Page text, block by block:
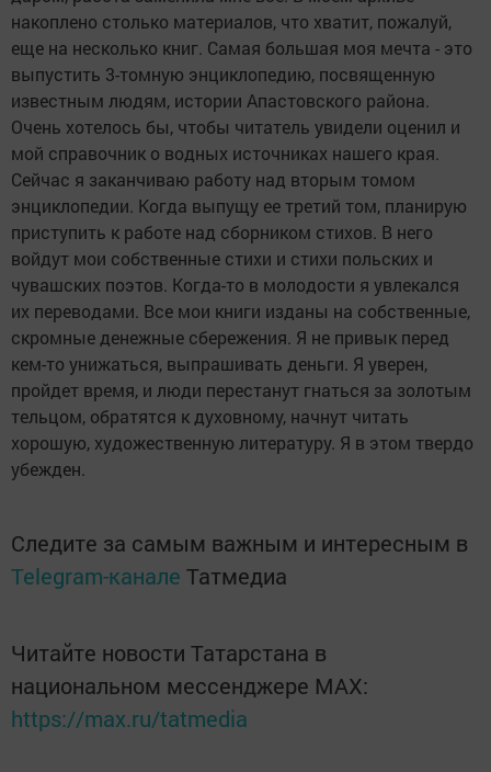
накоплено столько материалов, что хватит, пожалуй,
еще на несколько книг. Самая большая моя мечта - это
выпустить 3-томную энциклопедию, посвященную
известным людям, истории Апастовского района.
Очень хотелось бы, чтобы читатель увидели оценил и
мой справочник о водных источниках нашего края.
Сейчас я заканчиваю работу над вторым томом
энциклопедии. Когда выпущу ее третий том, планирую
приступить к работе над сборником стихов. В него
войдут мои собственные стихи и стихи польских и
чувашских поэтов. Когда-то в молодости я увлекался
их переводами. Все мои книги изданы на собственные,
скромные денежные сбережения. Я не привык перед
кем-то унижаться, выпрашивать деньги. Я уверен,
пройдет время, и люди перестанут гнаться за золотым
тельцом, обратятся к духовному, начнут читать
хорошую, художественную литературу. Я в этом твердо
убежден.
Следите за самым важным и интересным в
Telegram-канале Татмедиа
Читайте новости Татарстана в
национальном мессенджере MАХ:
https://max.ru/tatmedia